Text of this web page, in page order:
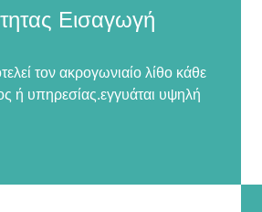
Εισαγωγή
τον ακρογωνιαίο λίθο κάθε
ή υπηρεσίας.εγγυάται υψηλή